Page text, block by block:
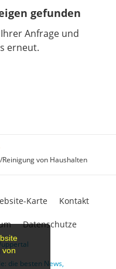
von
gefunden
Anfrage und
erneut.
von Haushalten
die besten News,
Karte Kontakt
Datenschutze